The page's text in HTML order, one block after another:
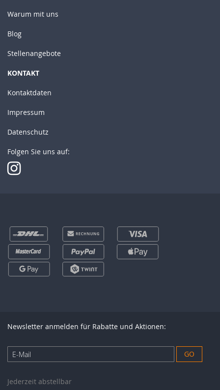
Warum mit uns
Blog
Stellenangebote
KONTAKT
Kontaktdaten
Impressum
Datenschutz
Folgen Sie uns auf:
Newsletter anmelden für Rabatte und Aktionen:
Anmeldung
zum
GO
Jederzeit abstellbar